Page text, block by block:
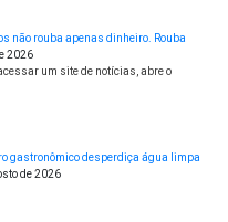
não rouba apenas dinheiro. Rouba
2026
um site de notícias, abre o
gastronômico desperdiça água limpa
de 2026